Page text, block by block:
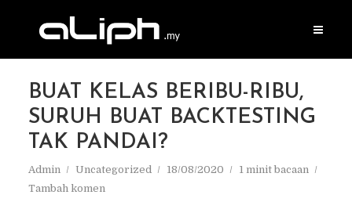
BUAT KELAS BERIBU-RIBU,
SURUH BUAT BACKTESTING
TAK PANDAI?
Admin Uncategorized 18/08/2020
1 minit bacaan
Tambah komen